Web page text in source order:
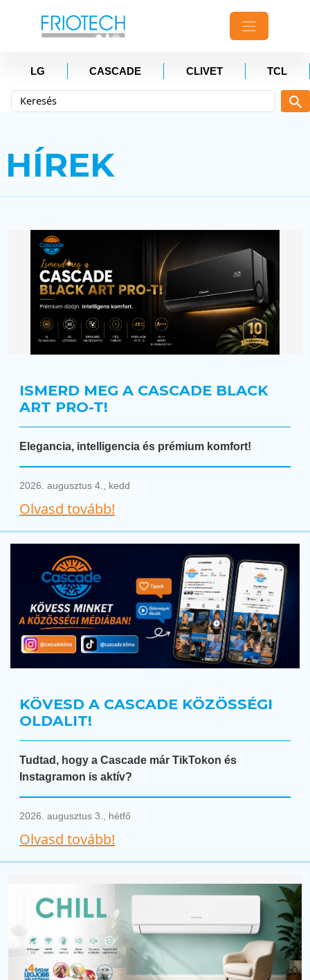
LG CASCADE CLIVET TCL
HÍREK
ISMERD MEG A CASCADE BLACK
ART PRO-T!
Elegancia, intelligencia és prémium komfort!
2026. augusztus 4., kedd
Olvasd tovább!
KÖVESD A CASCADE KÖZÖSSÉGI
OLDALIT!
Tudtad, hogy a Cascade már TikTokon és
Instagramon is aktív?
2026. augusztus 3., hétfő
Olvasd tovább!